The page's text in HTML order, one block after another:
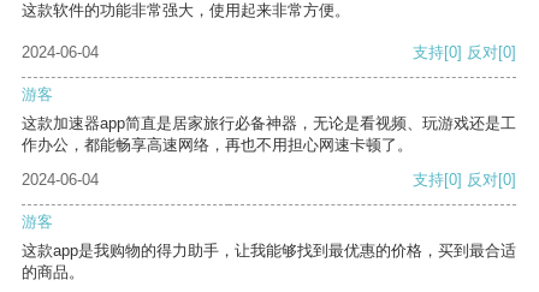
这款软件的功能非常强大，使用起来非常方便。
2024-06-04 支持[0] 反对[0]
游客
这款加速器app简直是居家旅行必备神器，无论是看视频、玩游戏还是工
作办公，都能畅享高速网络，再也不用担心网速卡顿了。
2024-06-04
支持[0] 反对[0]
游客
这款app是我购物的得力助手，让我能够找到最优惠的价格，买到最合适
的商品。